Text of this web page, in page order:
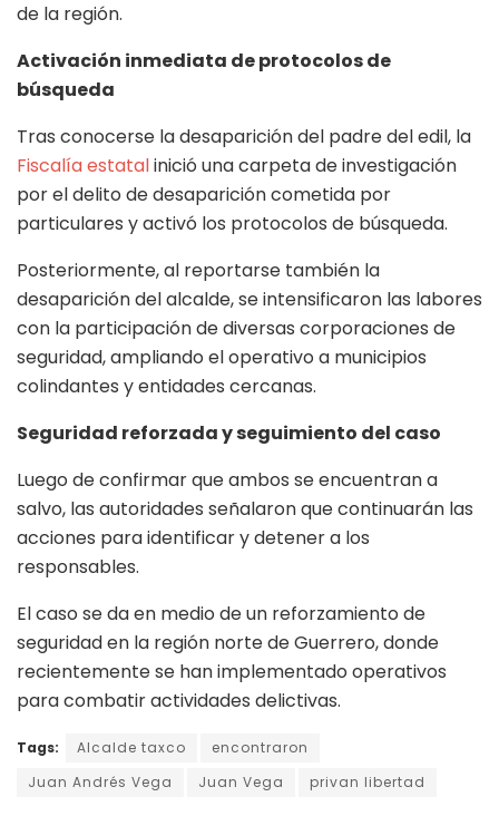
de la región.
Activación inmediata de protocolos de
búsqueda
Tras conocerse la desaparición del padre del edil, la
Fiscalía estatalinició una carpeta de investigación
por el delito de desaparición cometida por
particulares y activó los protocolos de búsqueda.
Posteriormente, al reportarse también la
desaparición del alcalde, se intensificaron las labores
con la participación de diversas corporaciones de
seguridad, ampliando el operativo a municipios
colindantes y entidades cercanas.
Seguridad reforzada y seguimiento del caso
Luego de confirmar que ambos se encuentran a
salvo, las autoridades señalaron que continuarán las
acciones para identificar y detener a los
responsables.
El caso se da en medio de un reforzamiento de
seguridad en la región norte de Guerrero, donde
recientemente se han implementado operativos
para combatir actividades delictivas.
Tags: Alcalde taxco
encontraron
Juan Andrés Vega
Juan Vega privan libertad